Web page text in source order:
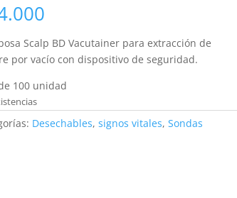
Scalp BD Vacutainer para extracción de
por vacío con dispositivo de seguridad.
100 unidad
Desechables,signos vitales,Sondas